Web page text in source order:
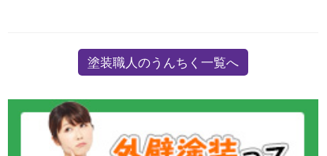
塗装職人のうんちく一覧へ